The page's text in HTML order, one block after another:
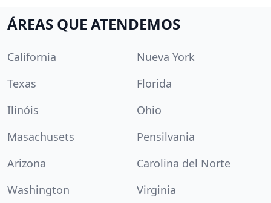
ÁREAS QUE ATENDEMOS
California
Nueva York
Texas
Florida
Ilinóis
Ohio
Masachusets
Pensilvania
Arizona
Carolina del Norte
Washington
Virginia